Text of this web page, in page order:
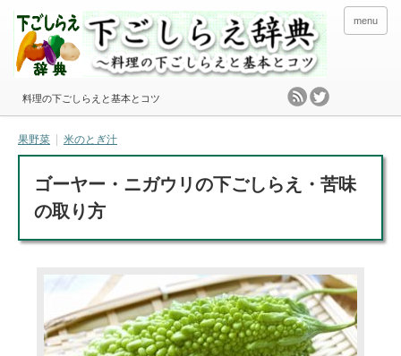
料理の下ごしらえと基本とコツ
menu
果野菜 米のとぎ汁
ゴーヤー・ニガウリの下ごしらえ・苦味
の取り方